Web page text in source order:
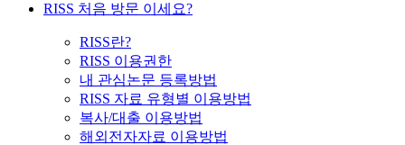
RISS 처음 방문 이세요?
RISS란?
RISS 이용권한
내 관심논문 등록방법
RISS 자료 유형별 이용방법
복사/대출 이용방법
해외전자자료 이용방법